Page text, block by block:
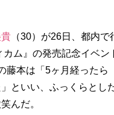
（30）が26日、都内で
ム』の発売記念イベン
藤本は「5ヶ月経ったら
といい、ふっくらとし
んだ。